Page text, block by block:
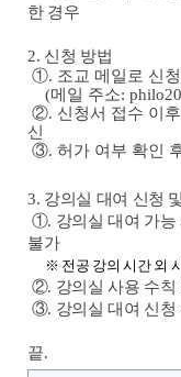
한 경우
2. 신청 방법
①. 조교 메일로 신
(메일 주소:
②. 신청서 접수 이후
신
③. 허가 여부 확인
3. 강의실 대여 신청
①. 강의실 대여 가능
불가
※ 전공 강의 시간 외
②. 강의실 사용 수칙
③. 강의실 대여 신청
끝.